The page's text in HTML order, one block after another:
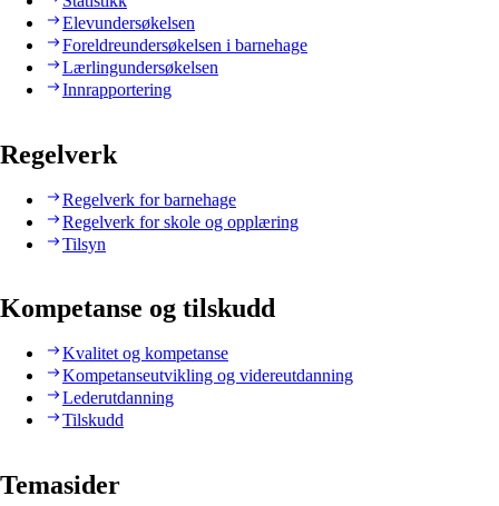
Elevundersøkelsen
Foreldreundersøkelsen i barnehage
Lærlingundersøkelsen
Innrapportering
Regelverk
Regelverk for barnehage
Regelverk for skole og opplæring
Tilsyn
Kompetanse og tilskudd
Kvalitet og kompetanse
Kompetanseutvikling og videreutdanning
Lederutdanning
Tilskudd
Temasider